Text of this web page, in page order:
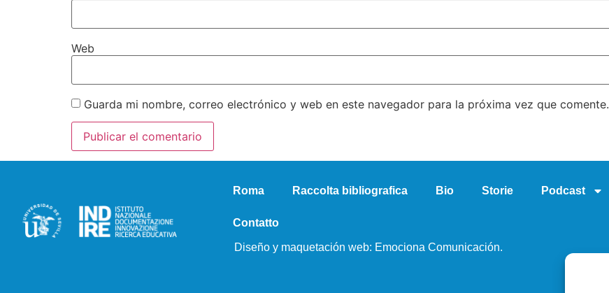
Web
Guarda mi nombre, correo electrónico y web en este navegador para la próxima vez que comente.
Roma Raccolta bibliografica Bio Storie Podcast
Contatto
Diseño y maquetación web: Emociona Comunicación.